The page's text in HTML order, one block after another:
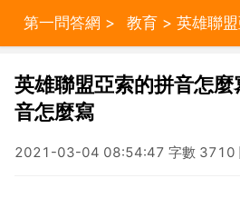
第一問答網 > 教育 > 英雄聯
雄聯盟的拼音怎麼寫
英雄聯盟亞索的拼音怎
音怎麼寫
2021-03-04 08:54:47 字數 3710